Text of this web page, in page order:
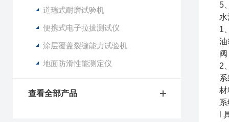
道瑞式耐磨试验机
便携式电子拉拔测试仪
涂层覆盖裂缝能力试验机
地面防滑性能测定仪
查看全部产品
5
1
油
2
l